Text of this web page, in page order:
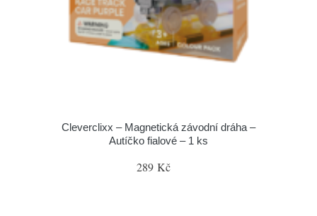
Cleverclixx – Magnetická závodní dráha –
Autíčko fialové – 1 ks
289 Kč